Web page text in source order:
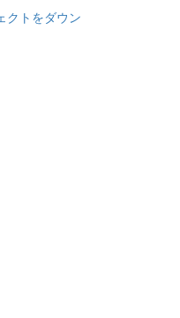
クトをダウン